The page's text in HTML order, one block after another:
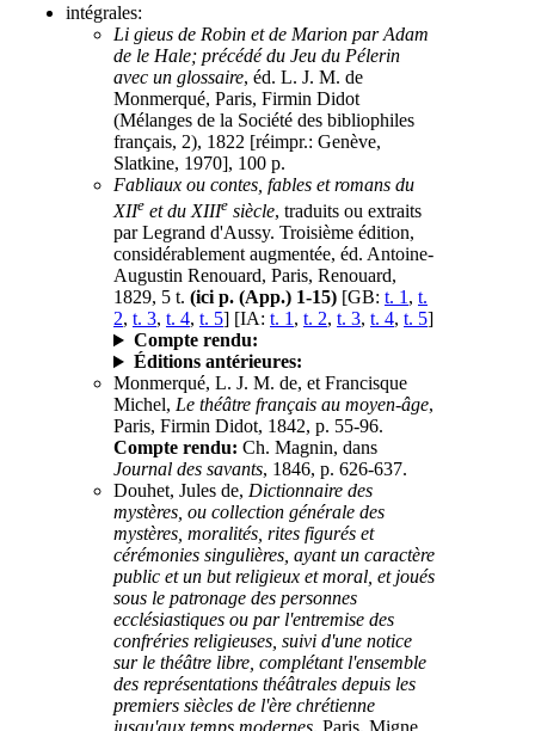
intégrales:
Li gieus de Robin et de Marion par Adam
de le Hale; précédé du Jeu du Pélerin
avec un glossaire, éd. L. J. M. de
Monmerqué, Paris, Firmin Didot
(Mélanges de la Société des bibliophiles
français, 2), 1822 [réimpr.: Genève,
Slatkine, 1970], 100 p.
Fabliaux ou contes, fables et romans du
XIIe et du XIIIe siècle, traduits ou extraits
par Legrand d'Aussy. Troisième édition,
considérablement augmentée, éd. Antoine-
Augustin Renouard, Paris, Renouard,
1829, 5 t. (ici p. (App.) 1-15) [GB: t. 1 , t.
2, t. 3, t. 4, t. 5] [IA: t. 1 , t. 2, t. 3, t. 4, t. 5]
Compte rendu:
Éditions antérieures:
Monmerqué, L. J. M. de, et Francisque
Michel, Le théâtre français au moyen-âge,
Paris, Firmin Didot, 1842, p. 55-96.
Compte rendu: Ch. Magnin, dans
Journal des savants, 1846, p. 626-637.
Douhet, Jules de, Dictionnaire des
mystères, ou collection générale des
mystères, moralités, rites figurés et
cérémonies singulières, ayant un caractère
public et un but religieux et moral, et joués
sous le patronage des personnes
ecclésiastiques ou par l'entremise des
confréries religieuses, suivi d'une notice
sur le théâtre libre, complétant l'ensemble
des représentations théâtrales depuis les
premiers siècles de l'ère chrétienne